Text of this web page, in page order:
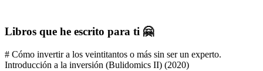
Libros que he escrito para ti 🤗
# Cómo invertir a los veintitantos o más sin ser un experto.
Introducción a la inversión (Bulidomics II) (2020)